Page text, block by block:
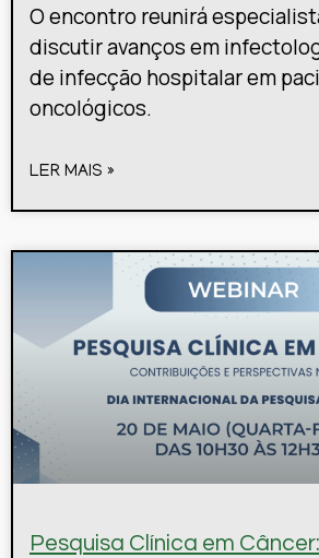
O encontro reunirá
discutir avanços em
de infecção hospitalar em
oncológicos.
LER MAIS »
Pesquisa Clínica em Câncer: